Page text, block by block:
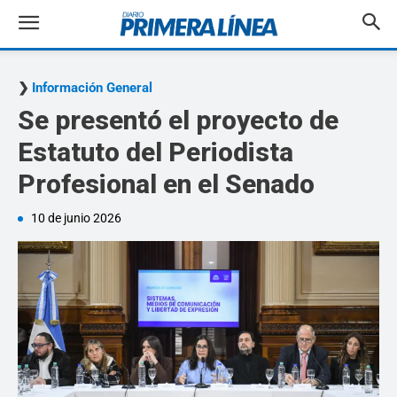
Información General
Se presentó el proyecto de
Estatuto del Periodista
Profesional en el Senado
10 de junio 2026